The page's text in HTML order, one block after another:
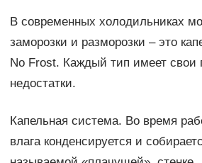
В современных холодильниках
заморозки и разморозки – это
No Frost. Каждый тип имеет свои
недостатки.
Капельная система. Во время
влага конденсируется и